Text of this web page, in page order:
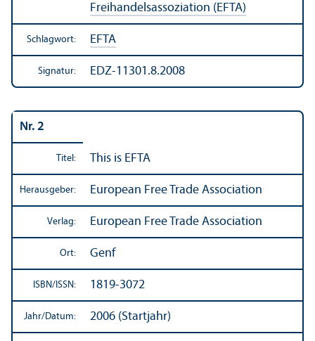
Freihandels­assoziation (EFTA)
Schlagwort: EFTA
Signatur: EDZ-11301.8.2008
Nr. 2
Titel: This is EFTA
Herausgeber: European Free Trade Association
Verlag: European Free Trade Association
Ort: Genf
ISBN/ ISSN: 1819-3072
Jahr/Datum: 2006 (Startjahr)